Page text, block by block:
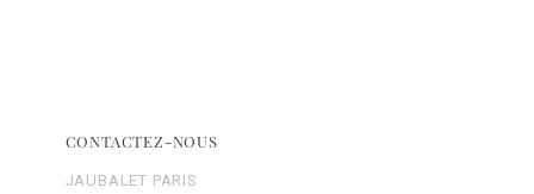
CONTACTEZ-NOUS
JAUBALET PARIS